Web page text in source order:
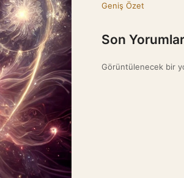
Geniş Özet
Son Yorumlar
Görüntülenecek bir